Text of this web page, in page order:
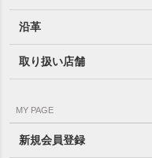
沿革
取り扱い店舗
MY PAGE
新規会員登録